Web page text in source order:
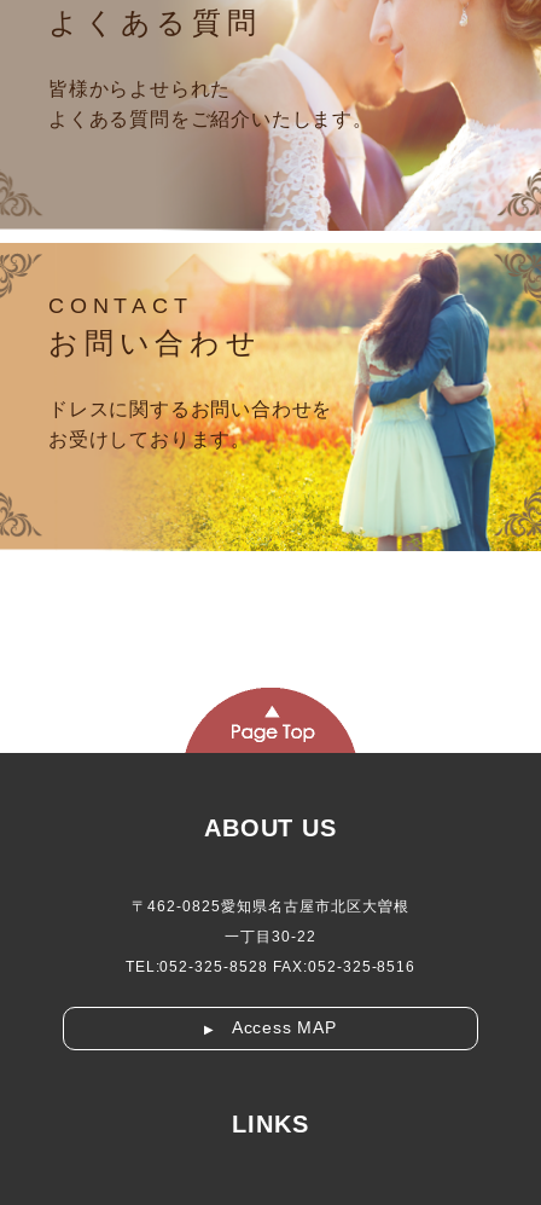
よくある質問
皆様からよせられた
よくある質問をご紹介いたします。
CONTACT
お問い合わせ
ドレスに関するお問い合わせを
お受けしております。
ABOUT US
〒462-0825愛知県名古屋市北区大曽根
一丁目30-22
TEL:052-325-8528 FAX:052-325-8516
▶ Access MAP
LINKS